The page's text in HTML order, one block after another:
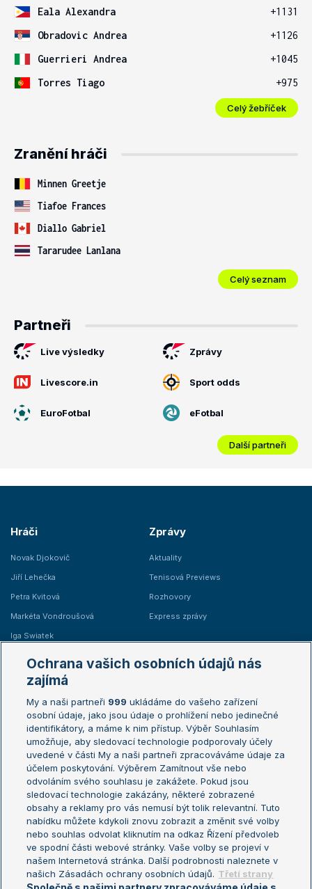
Eala Alexandra
+1131
Obradovic Andrea
+1126
Guerrieri Andrea
+1045
Torres Tiago
+975
Celý žebříček
Zranění hráči
Minnen Greetje
Tiafoe Frances
Diallo Gabriel
Tararudee Lanlana
Celý seznam
Partneři
Live výsledky Zprávy
Livescore.in Sport odds
EuroFotbal eFotbal
Další partneři
Hráči
Novak Djokovič
Jiří Lehečka
Petra Kvitová
Markéta Vondroušová
Iga Swiatek
Zprávy
Aktuality
Tenisová Previews
Rozhovory
Express zprávy
Žebříčky
Žebříček ATP (muži)
Žebříček WTA (ženy)
Sázkařský žebříček
Australian Open
French Open
Wimbledon
US Open
Turnaj mistrů
Turnaj mistryň
Aktualní trendy
Fotbalové přestupy
Livesport Daily
LS Prague Open
Ochrana vašich osobních údajů nás
zajímá
My a naši partneři 999 ukládáme do vašeho zařízení
osobní údaje, jako jsou údaje o prohlížení nebo jedinečné
identifikátory, a máme k nim přístup. Výběr Souhlasím
umožňuje, aby sledovací technologie podporovaly účely
uvedené v části My a naši partneři zpracováváme údaje za
účelem poskytování. Výběrem Zamítnout vše nebo
odvoláním svého souhlasu je zakážete. Pokud jsou
sledovací technologie zakázány, některé zobrazené
obsahy a reklamy pro vás nemusí být tolik relevantní. Tuto
nabídku můžete kdykoli znovu zobrazit a změnit své volby
nebo souhlas odvolat kliknutím na odkaz Řízení předvoleb
ve spodní části webové stránky. Vaše volby se projeví v
našem Internetová stránka. Další podrobnosti naleznete v
našich Zásadách ochrany osobních údajů. Třetí strany